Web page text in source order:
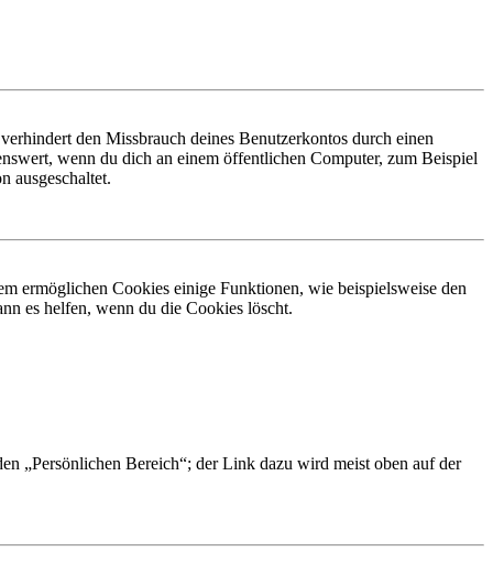
den Missbrauch deines Benutzerkontos durch einen
wenn du dich an einem öffentlichen Computer, zum Beispiel
ausgeschaltet.
ermöglichen Cookies einige Funktionen, wie beispielsweise den
es helfen, wenn du die Cookies löscht.
„Persönlichen Bereich“; der Link dazu wird meist oben auf der